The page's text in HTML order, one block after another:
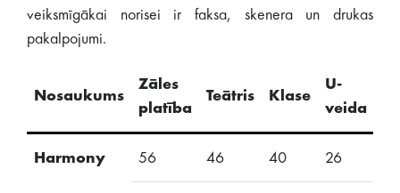
veiksmīgākai norisei ir faksa, skenera un drukas
pakalpojumi.
Nosaukums
Zāles
platība
Teātris Klase
U-
veida
Harmony 56 46 40 26